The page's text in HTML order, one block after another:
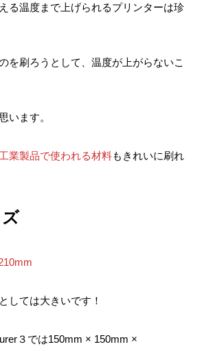
る温度まで上げられるプリンターは珍
を刷ろうとして、温度が上がらないこ
います。
工業製品で使われる材料もきれいに刷れ
しては大きいです！
３では150mm × 150mm ×